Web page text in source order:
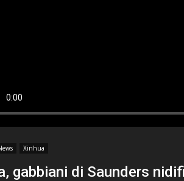
Xinhua
gabbiani di Saunders